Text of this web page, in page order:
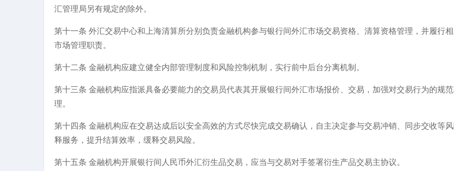
汇管理局另有规定的除外。
第十一条 外汇交易中心和上海清算所分别负责金融机构参与银行间外汇市场交易资格、清算资格管理，并履行
市场管理职责。
第十二条 金融机构应建立健全内部管理制度和风险控制机制，实行前中后台分离机制。
第十三条 金融机构应指派具备必要能力的交易员代表其开展银行间外汇市场报价、交易，加强对交易行为的规
理。
第十四条 金融机构应在交易达成后以安全高效的方式尽快完成交易确认，自主决定参与交易冲销、同步交收等
释服务，提升结算效率，缓释交易风险。
第十五条 金融机构开展银行间人民币外汇衍生品交易，应当与交易对手签署衍生产品交易主协议。